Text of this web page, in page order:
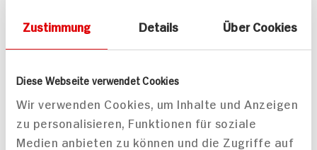
Zustimmung Details Über Cookies
Diese Webseite verwendet Cookies
Wir verwenden Cookies, um Inhalte und Anzeigen
zu personalisieren, Funktionen für soziale
Medien anbieten zu können und die Zugriffe auf
162 kcal p. Portion